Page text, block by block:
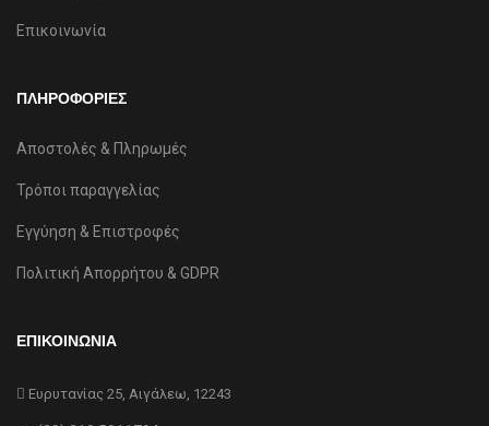
Επικοινωνία
ΠΛΗΡΟΦΟΡΙΕΣ
Αποστολές & Πληρωμές
Τρόποι παραγγελίας
Εγγύηση & Επιστροφές
Πολιτική Απορρήτου & GDPR
ΕΠΙΚΟΙΝΩΝΙΑ
Ευρυτανίας 25, Αιγάλεω, 12243